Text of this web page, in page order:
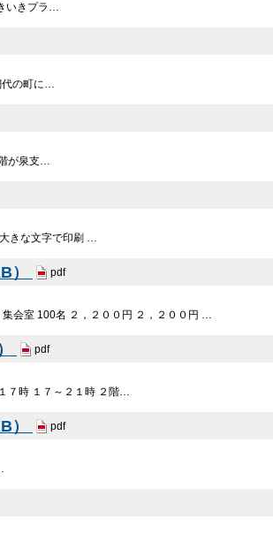
いきプラ…
代の町に…
が泉支…
きな文字で印刷 …
） pdf
会室 100名 ２，２００円 ２，２００円 …
pdf
７時 １７～２１時 ２階…
） pdf